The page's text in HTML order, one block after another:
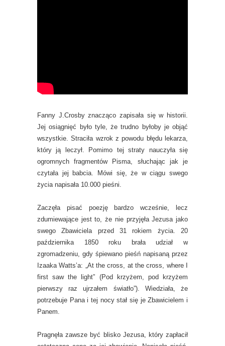
Fanny J.Crosby znacząco zapisała się w historii.
Jej osiągnięć było tyle, że trudno byłoby je objąć
wszystkie. Straciła wzrok z powodu błędu lekarza,
który ją leczył. Pomimo tej straty nauczyła się
ogromnych fragmentów Pisma, słuchając jak je
czytała jej babcia. Mówi się, że w ciągu swego
życia napisała 10.000 pieśni.
Zaczęła pisać poezję bardzo wcześnie, lecz
zdumiewające jest to, że nie przyjęła Jezusa jako
swego Zbawiciela przed 31 rokiem życia. 20
października 1850 roku brała udział w
zgromadzeniu, gdy śpiewano pieśń napisaną przez
Izaaka Watts’a: „At the cross, at the cross, where I
first saw the light” (Pod krzyżem, pod krzyżem
pierwszy raz ujrzałem światło”). Wiedziała, że
potrzebuje Pana i tej nocy stał się je Zbawicielem i
Panem.
Pragnęła zawsze być blisko Jezusa, który zapłacił